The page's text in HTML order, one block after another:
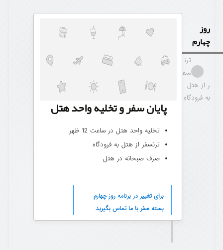
روز
چهارم
ترن
سف
ر از هتل
به فرودگاه
پایان سفر و تخلیه واحد هتل
تخلیه واحد هتل در ساعت 12 ظهر
ترنسفر از هتل به فرودگاه
صرف صبحانه در هتل
برای تغییر در برنامه روز چهارم
بسته سفر با ما تماس بگیرید